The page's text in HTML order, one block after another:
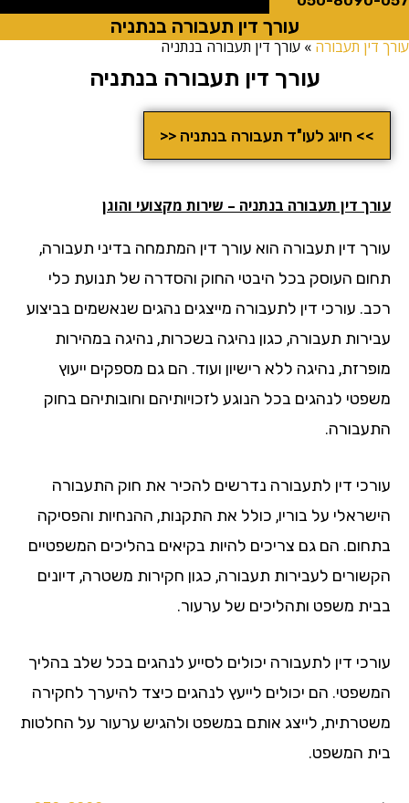
עורך דין תעבורה בנתניה
תעבורה»עורך דין תעבורה בנתניה
עורך דין תעבורה בנתניה
>> חיוג לעו"ד תעבורה בנתניה <<
דין תעבורה בנתניה – שירות מקצועי והוגן
דין תעבורה הוא עורך דין המתמחה בדיני תעבורה,
העוסק בכל היבטי החוק והסדרה של תנועת כלי
עורכי דין לתעבורה מייצגים נהגים שנאשמים בביצוע
תעבורה, כגון נהיגה בשכרות, נהיגה במהירות
נהיגה ללא רישיון ועוד. הם גם מספקים ייעוץ
לנהגים בכל הנוגע לזכויותיהם וחובותיהם בחוק
דין לתעבורה נדרשים להכיר את חוק התעבורה
על בוריו, כולל את התקנות, ההנחיות והפסיקה
הם גם צריכים להיות בקיאים בהליכים המשפטיים
לעבירות תעבורה, כגון חקירות משטרה, דיונים
משפט ותהליכים של ערעור.
דין לתעבורה יכולים לסייע לנהגים בכל שלב בהליך
הם יכולים לייעץ לנהגים כיצד להיערך לחקירה
לייצג אותם במשפט ולהגיש ערעור על החלטות
המשפט.